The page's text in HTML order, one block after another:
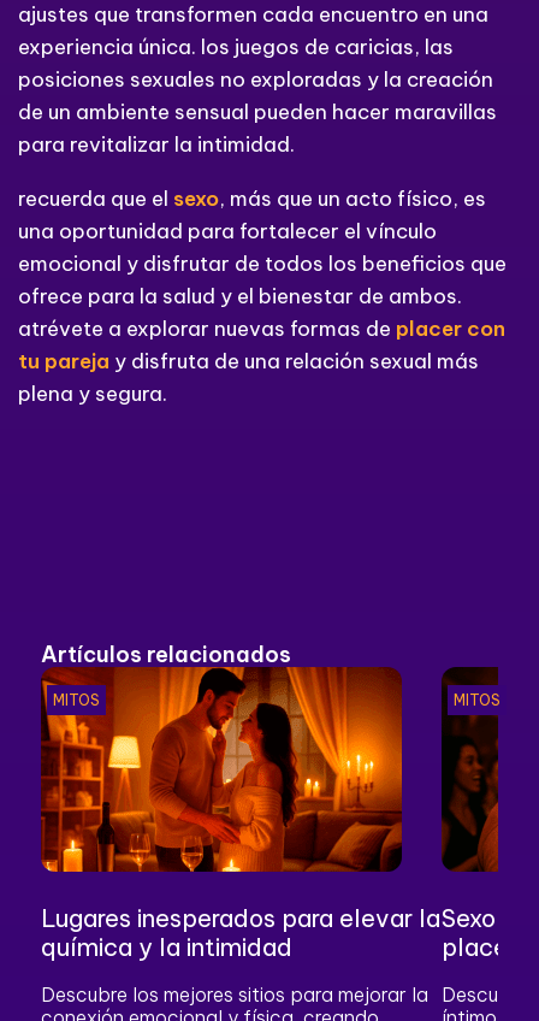
ajustes que transformen cada encuentro en una
experiencia única. los juegos de caricias, las
posiciones sexuales no exploradas y la creación
de un ambiente sensual pueden hacer maravillas
para revitalizar la intimidad.
recuerda que el sexo, más que un acto físico, es
una oportunidad para fortalecer el vínculo
emocional y disfrutar de todos los beneficios que
ofrece para la salud y el bienestar de ambos.
atrévete a explorar nuevas formas de placer con
tu pareja y disfruta de una relación sexual más
plena y segura.
Artículos relacionados
MITOS
Lugares inesperados para elevar la
química y la intimidad
Descubre los mejores sitios para mejorar la
MITOS
Sexo
placer
Descubre